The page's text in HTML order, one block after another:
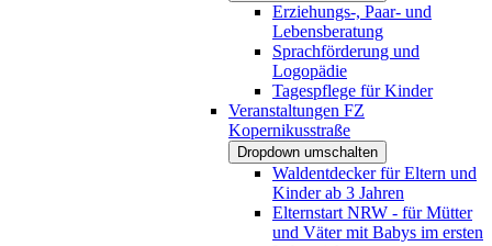
Erziehungs-, Paar- und
Lebensberatung
Sprachförderung und
Logopädie
Tagespflege für Kinder
Veranstaltungen FZ
Kopernikusstraße
Dropdown umschalten
Waldentdecker für Eltern und
Kinder ab 3 Jahren
Elternstart NRW - für Mütter
und Väter mit Babys im ersten